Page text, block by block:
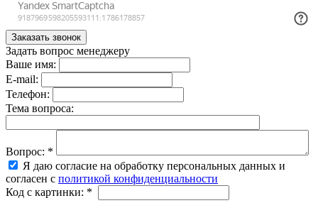
Задать вопрос менеджеру
Ваше имя:
E-mail:
Телефон:
Тема вопроса:
Вопрос: *
Я даю согласие на обработку персональных данных и
согласен с политикой конфиденциальности
Код с картинки: *